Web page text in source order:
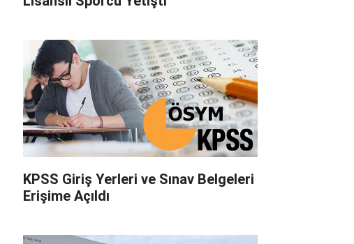
KPSS Giriş Yerleri ve Sınav Belgeleri
Erişime Açıldı